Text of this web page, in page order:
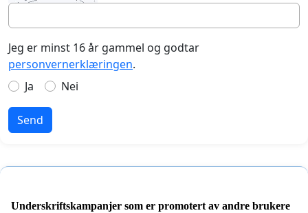
Jeg er minst 16 år gammel og godtar
personvernerklæringen.
Ja
Nei
Send
Underskriftskampanjer som er promotert av andre brukere